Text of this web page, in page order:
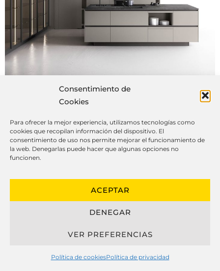
Consentimiento de
Cookies
Para ofrecer la mejor experiencia, utilizamos tecnologías como
cookies que recopilan información del dispositivo. El
consentimiento de uso nos permite mejorar el funcionamiento de
la web. Denegarlas puede hacer que algunas opciones no
funcionen.
ACEPTAR
DENEGAR
VER PREFERENCIAS
Política de cookiesPolítica de privacidad
Las claves que hay que conocer de
El diseño moderno de cocinas a
funcionalidad y longevidad para crear